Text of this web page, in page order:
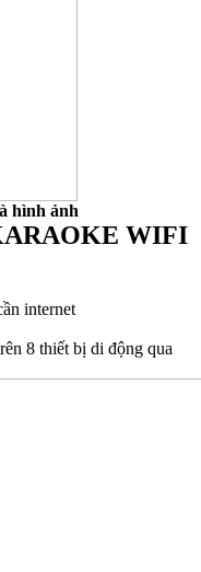
hình ảnh
WIFI
internet
8 thiết bị di động qua